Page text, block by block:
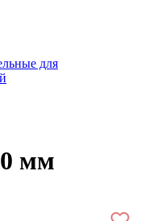
для
мм